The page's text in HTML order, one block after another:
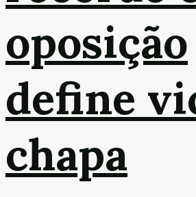
oposição
define
chapa